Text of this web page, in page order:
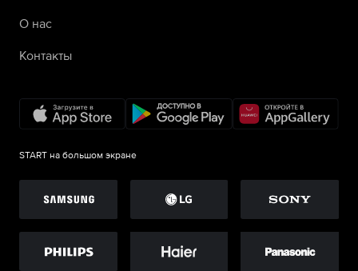
О нас
Контакты
START на большом экране